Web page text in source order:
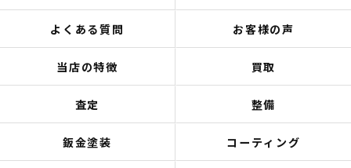
よくある質問 お客様の声
当店の特徴 買取
査定 整備
鈑金塗装 コーティング